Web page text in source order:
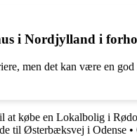
i Nordjylland i
men det kan være en
at købe en Lokalbolig i
til Østerbæksvej i Odense •